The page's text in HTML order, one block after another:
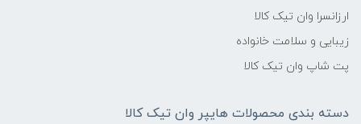
ارزانسرا وان تیک کالا
زیبایی و سلامت خانواده
پت شاپ وان تیک کالا
دسته بندی محصولات هایپر وان تیک کالا